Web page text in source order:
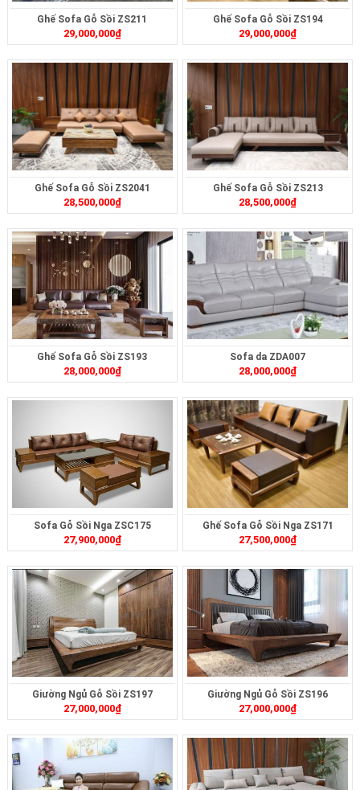
Ghế Sofa Gỗ Sồi ZS211
29,000,000₫
Ghế Sofa Gỗ Sồi ZS194
29,000,000₫
Ghế Sofa Gỗ Sồi ZS2041
28,500,000₫
Ghế Sofa Gỗ Sồi ZS213
28,500,000₫
Ghế Sofa Gỗ Sồi ZS193
28,000,000₫
Sofa da ZDA007
28,000,000₫
Sofa Gỗ Sồi Nga ZSC175
27,900,000₫
Ghế Sofa Gỗ Sồi Nga ZS171
27,500,000₫
Giường Ngủ Gỗ Sồi ZS197
27,000,000₫
Giường Ngủ Gỗ Sồi ZS196
27,000,000₫